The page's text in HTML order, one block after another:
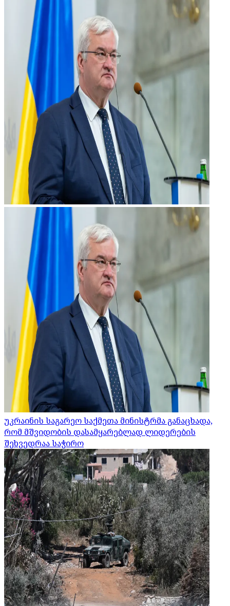
უკრაინის საგარეო საქმეთა მინისტრმა განაცხადა,
რომ მშვიდობის დასამყარებლად ლიდერების
შეხვედრაა საჭირო